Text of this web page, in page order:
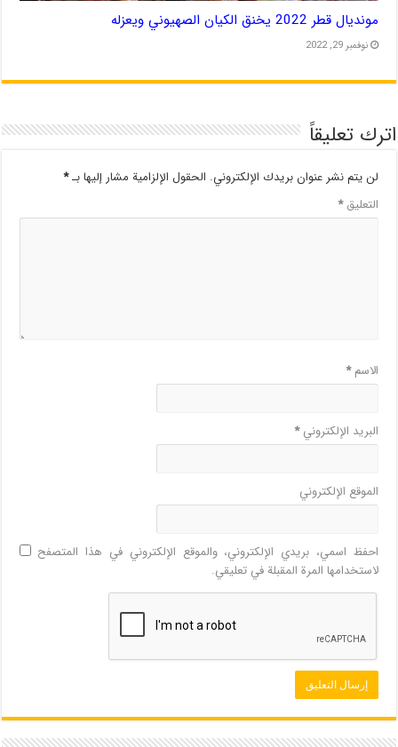
مونديال قطر 2022 يخنق الكيان الصهيوني ويعزله
نوفمبر 29, 2022
اترك تعليقاً
لن يتم نشر عنوان بريدك الإلكتروني. الحقول الإلزامية مشار إليها بـ*
التعليق*
الاسم*
البريد الإلكتروني*
الموقع الإلكتروني
احفظ اسمي، بريدي الإلكتروني، والموقع الإلكتروني في هذا المتصفح
لاستخدامها المرة المقبلة في تعليقي.